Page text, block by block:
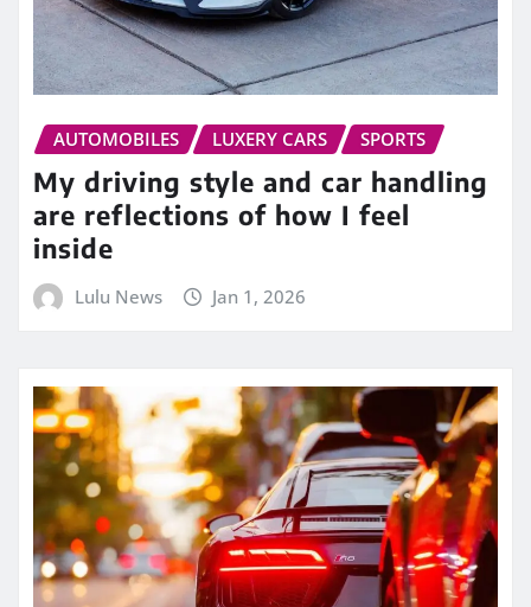
AUTOMOBILES LUXERY CARS SPORTS
My driving style and car handling
are reflections of how I feel
inside
Lulu News Jan 1, 2026